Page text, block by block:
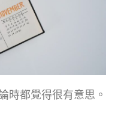
時都覺得很有意思。